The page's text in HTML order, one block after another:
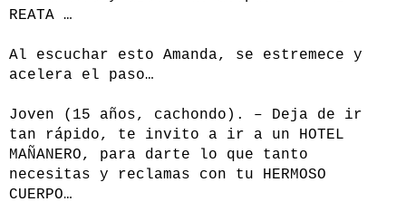
REATA …
Al escuchar esto Amanda, se estremece y
acelera el paso…
Joven (15 años, cachondo). – Deja de ir
tan rápido, te invito a ir a un HOTEL
MAÑANERO, para darte lo que tanto
necesitas y reclamas con tu HERMOSO
CUERPO…